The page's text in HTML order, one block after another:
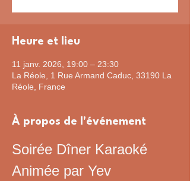
Heure et lieu
11 janv. 2026, 19:00 – 23:30
La Réole, 1 Rue Armand Caduc, 33190 La
Réole, France
À propos de l'événement
Soirée Dîner Karaoké
Animée par Yev